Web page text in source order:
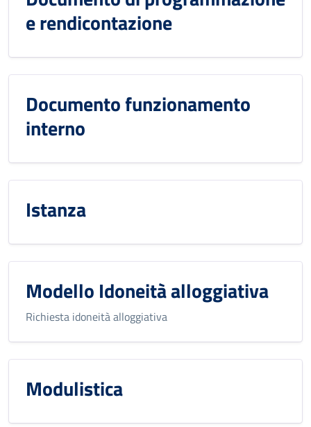
e rendicontazione
Documento funzionamento
interno
Istanza
Modello Idoneità alloggiativa
Richiesta idoneità alloggiativa
Modulistica